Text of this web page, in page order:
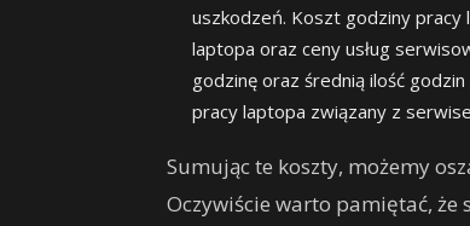
uszkodzeń. Koszt godziny pracy
laptopa oraz ceny usług
godzinę oraz średnią ilość
pracy laptopa związany z
Sumując te koszty, możemy
Oczywiście warto pamiętać, że